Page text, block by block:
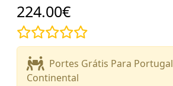
224.00€
Portes Grátis Para Portugal
Continental